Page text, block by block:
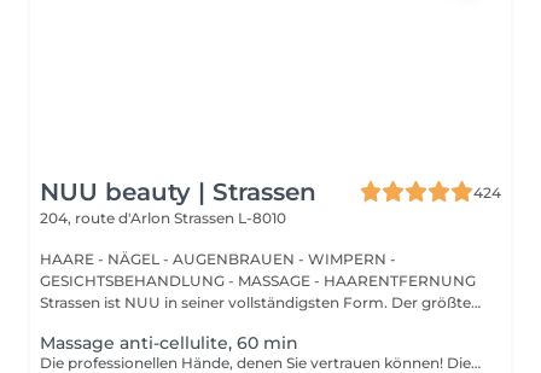
NUU beauty | Strassen
424
204, route d'Arlon Strassen L-8010
HAARE - NÄGEL - AUGENBRAUEN - WIMPERN -
GESICHTSBEHANDLUNG - MASSAGE - HAARENTFERNUNG
Strassen ist NUU in seiner vollständigsten Form. Der größte
Massage anti-cellulite, 60 min
Die professionellen Hände, denen Sie vertrauen können! Die Massage ist die Praxis des Knetens oder Manipulierens der Muskeln und anderer Weichteile einer Person, um Stress zu reduzieren, Muskelschmerzen zu lindern, die Entspannung zu fördern und die Funktion des Immunsystems zu verbessern. Vorteile einer Anti-Cellulite-Massage: - verbessert die Durchblutung - beseitigt Stauungen in der Haut - aktiviert Stoffwechselprozesse in Zellen und Geweben - Muskeln und Gewebe werden mit Sauerstoff und Mineralien versorgt - die Haut wird glatt und elastisch Wie wird eine Anti-Cellulite-Massage durchgeführt? - der Rücken wird massiert - Arme werden massiert - Beine werden massiert - der Bauch wird massiert Altersbeschränkungen: empfohlen ab 16 Jahren. Empfehlungen nach dem Eingriff: nach dem Eingriff 2-3 Stunden keinen Sport und plötzliche Bewegungen machen. Frequenz: 2-3 Mal pro Woche, insgesamt 10 Mal. Wiederholen Sie den Eingriff alle 3-6 Monate.